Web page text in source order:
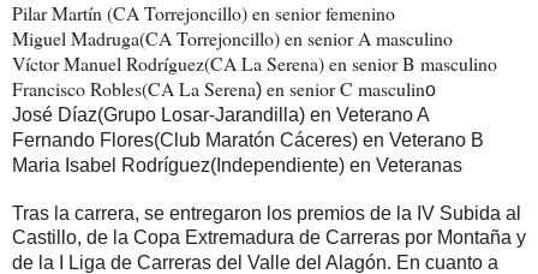
Pilar Martín (CA Torrejoncillo) en senior femenino
Miguel Madruga(CA Torrejoncillo) en senior A masculino
Víctor Manuel Rodríguez(CA La Serena) en senior B masculino
Francisco Robles(CA La Serena) en senior C masculino
José Díaz(Grupo Losar-Jarandilla) en Veterano A
Fernando Flores(Club Maratón Cáceres) en Veterano B
Maria Isabel Rodríguez(Independiente) en Veteranas
Tras la carrera, se entregaron los premios de la IV Subida al
Castillo, de la Copa Extremadura de Carreras por Montaña y
de la I Liga de Carreras del Valle del Alagón. En cuanto a